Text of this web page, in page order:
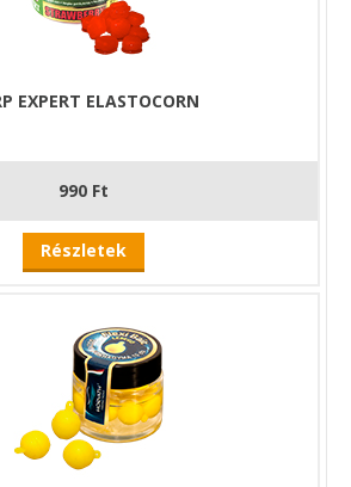
EXPERT ELASTOCORN
990 Ft
Részletek